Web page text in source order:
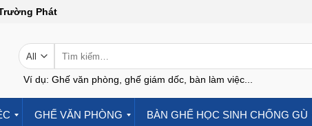
Phát
kiếm:
Ví dụ: Ghế văn phòng, ghế giám dốc, bàn làm việc...
GHẾ VĂN PHÒNG BÀN GHẾ HỌC SINH CHỐNG GÙ